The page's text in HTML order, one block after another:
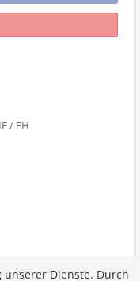
/ FH
Dienste. Durch